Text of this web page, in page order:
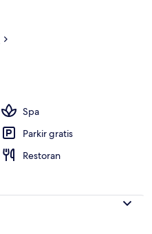
Spa
Parkir gratis
Restoran